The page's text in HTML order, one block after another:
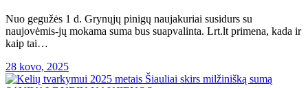
Nuo gegužės 1 d. Grynųjų pinigų naujakuriai susidurs su
naujovėmis-jų mokama suma bus suapvalinta. Lrt.lt primena, kada ir
kaip tai…
28 kovo, 2025